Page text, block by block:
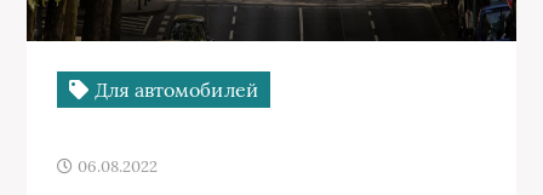
Для автомобилей
06.08.2022